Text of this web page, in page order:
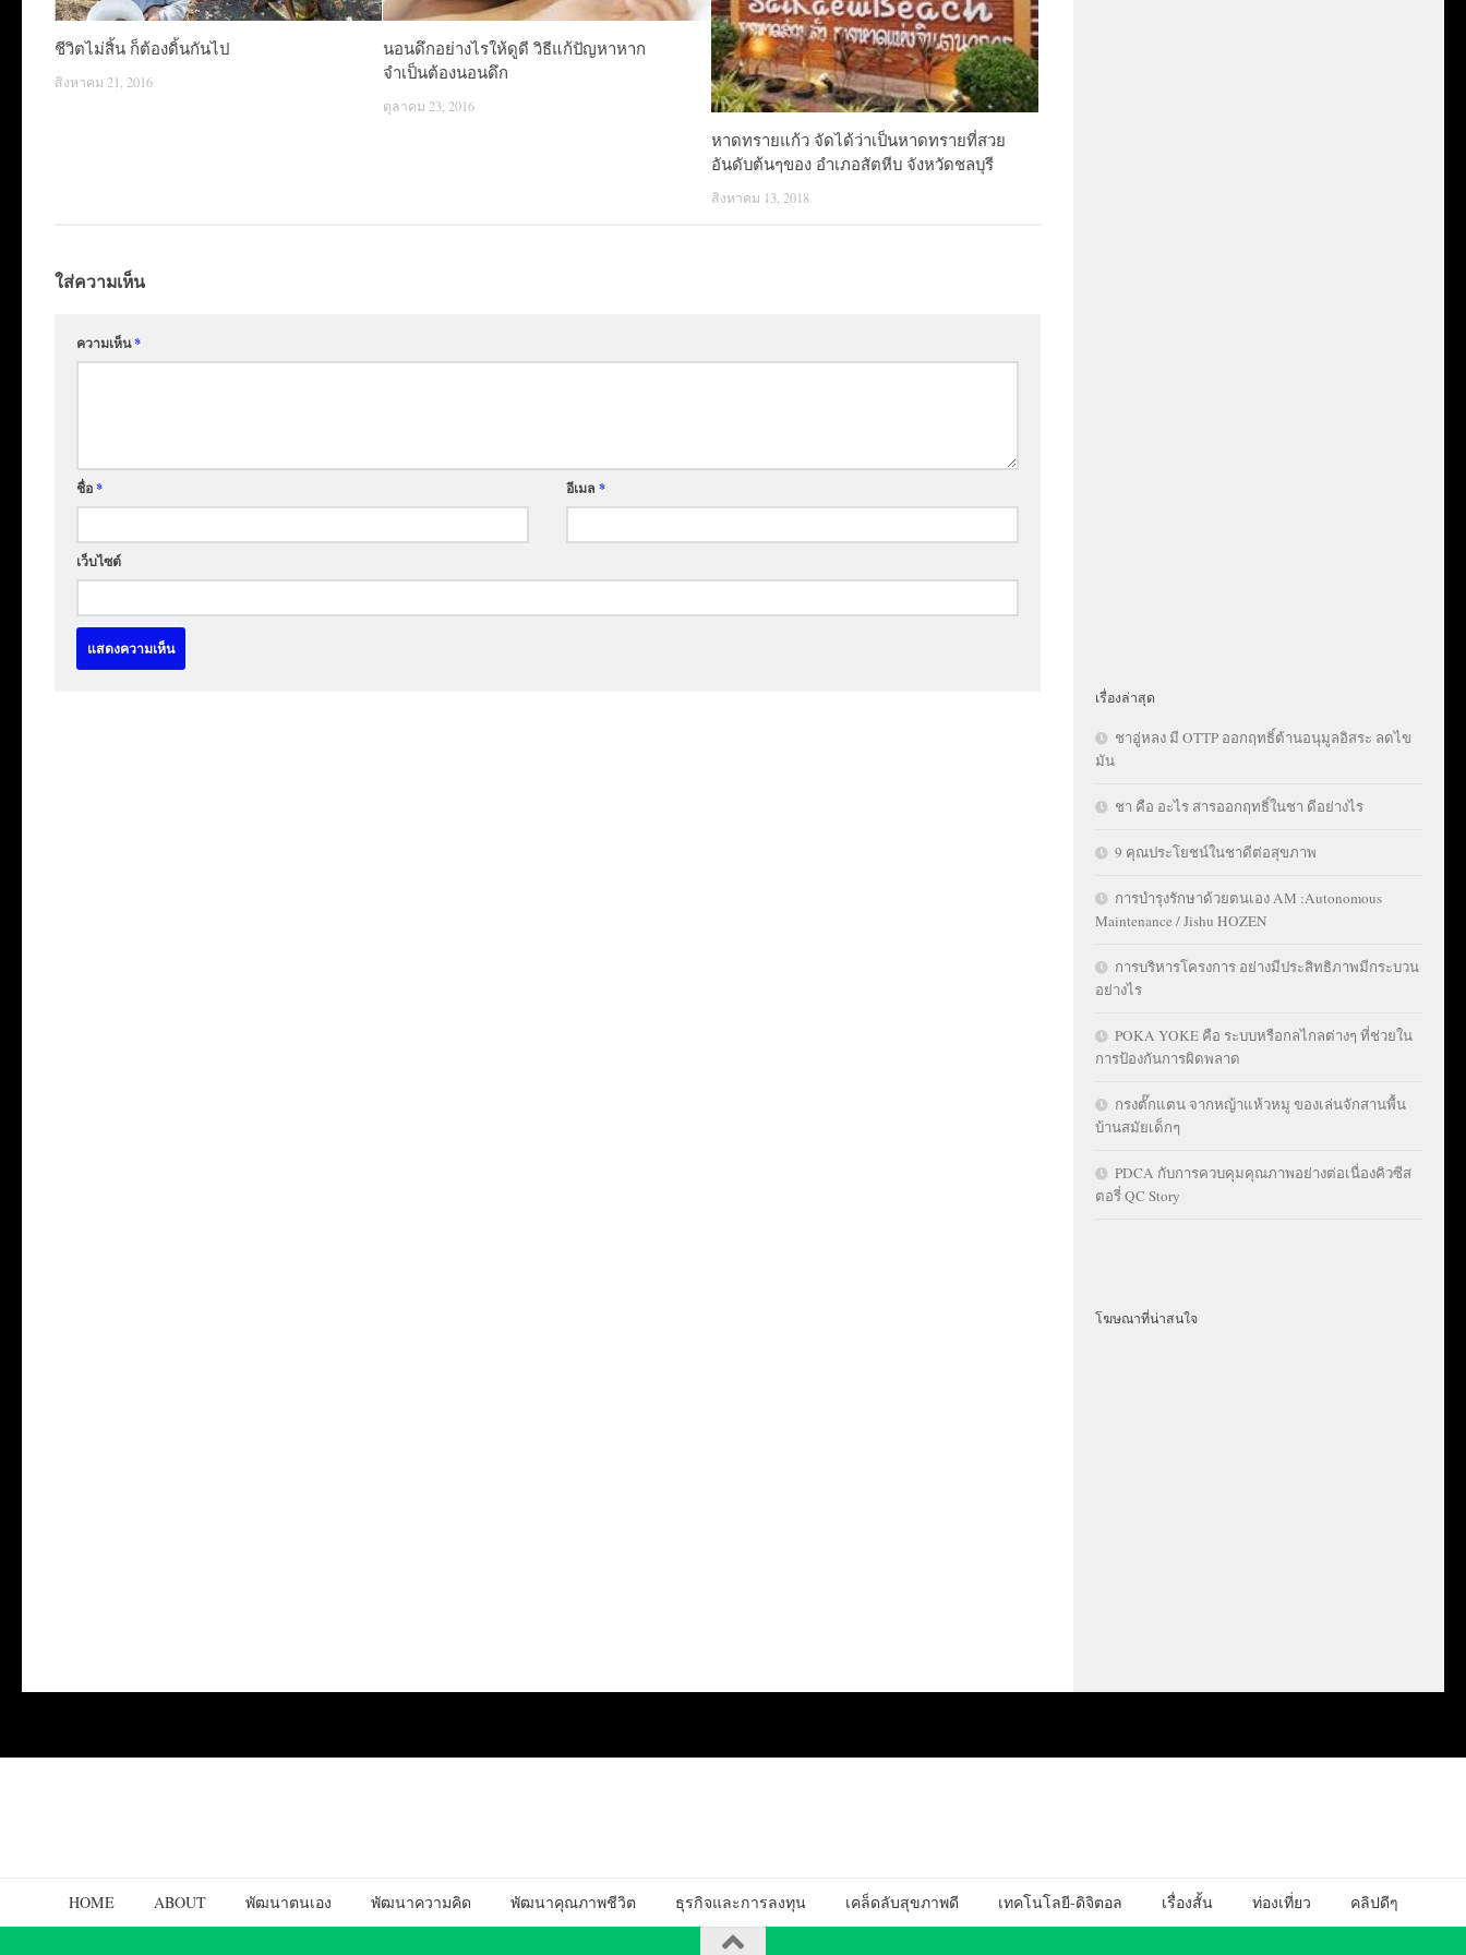
ชีวิตไม่สิ้น ก็ต้องดิ้นกันไป
สิงหาคม 21, 2016
นอนดึกอย่างไรให้ดูดี วิธีแก้ปัญหาหาก
จำเป็นต้องนอนดึก
ตุลาคม 23, 2016
หาดทรายแก้ว จัดได้ว่าเป็นหาดทรายที่สวย
อันดับต้นๆของ อำเภอสัตหีบ จังหวัดชลบุรี
สิงหาคม 13, 2018
ใส่ความเห็น
ความเห็น*
ชื่อ* อีเมล*
เว็บไซต์
เรื่องล่าสุด
ชาอู่หลง มี OTTP ออกฤทธิ์ต้านอนุมูลอิสระ ลดไข
มัน
ชา คือ อะไร สารออกฤทธิ์ในชา ดีอย่างไร
9 คุณประโยชน์ในชาดีต่อสุขภาพ
การบำรุงรักษาด้วยตนเอง AM :Autonomous
Maintenance / Jishu HOZEN
การบริหารโครงการ อย่างมีประสิทธิภาพมีกระบวน
อย่างไร
POKA YOKE คือ ระบบหรือกลไกลต่างๆ ที่ช่วยใน
การป้องกันการผิดพลาด
กรงตั๊กแตน จากหญ้าแห้วหมู ของเล่นจักสานพื้น
บ้านสมัยเด็กๆ
PDCA กับการควบคุมคุณภาพอย่างต่อเนื่องคิวซีส
ตอรี่ QC Story
โฆษณาที่น่าสนใจ
HOME ABOUT พัฒนาตนเอง พัฒนาความคิด พัฒนาคุณภาพชีวิต ธุรกิจและการลงทุน เคล็ดลับสุขภาพดี เทคโนโลยี-ดิจิตอล เรื่องสั้น ท่องเที่ยว คลิปดีๆ